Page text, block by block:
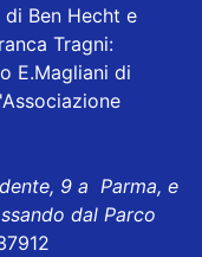
di Ben Hecht e
Tragni:
E.Magliani di
9 a Parma, e
dal Parco